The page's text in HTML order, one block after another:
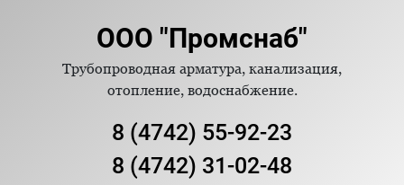
ООО "Промснаб"
Трубопроводная арматура, канализация,
отопление, водоснабжение.
8 (4742) 55-92-23
8 (4742) 31-02-48